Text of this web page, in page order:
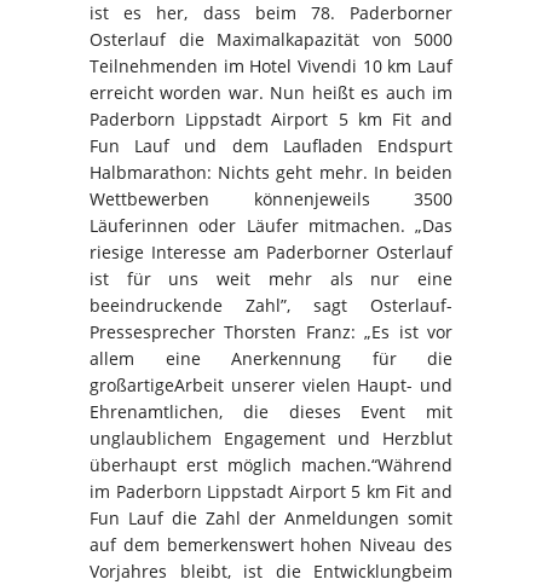
ist es her, dass beim 78. Paderborner
Osterlauf die Maximalkapazität von 5000
Teilnehmenden im Hotel Vivendi 10 km Lauf
erreicht worden war. Nun heißt es auch im
Paderborn Lippstadt Airport 5 km Fit and
Fun Lauf und dem Laufladen Endspurt
Halbmarathon: Nichts geht mehr. In beiden
Wettbewerben könnenjeweils 3500
Läuferinnen oder Läufer mitmachen. „Das
riesige Interesse am Paderborner Osterlauf
ist für uns weit mehr als nur eine
beeindruckende Zahl”, sagt Osterlauf-
Pressesprecher Thorsten Franz: „Es ist vor
allem eine Anerkennung für die
großartigeArbeit unserer vielen Haupt- und
Ehrenamtlichen, die dieses Event mit
unglaublichem Engagement und Herzblut
überhaupt erst möglich machen.“Während
im Paderborn Lippstadt Airport 5 km Fit and
Fun Lauf die Zahl der Anmeldungen somit
auf dem bemerkenswert hohen Niveau des
Vorjahres bleibt, ist die Entwicklungbeim